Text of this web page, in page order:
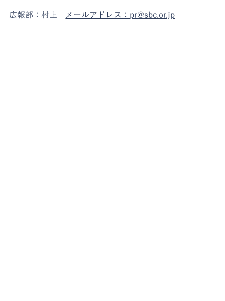
広報部：村上 メールアドレス：pr@sbc.or.jp